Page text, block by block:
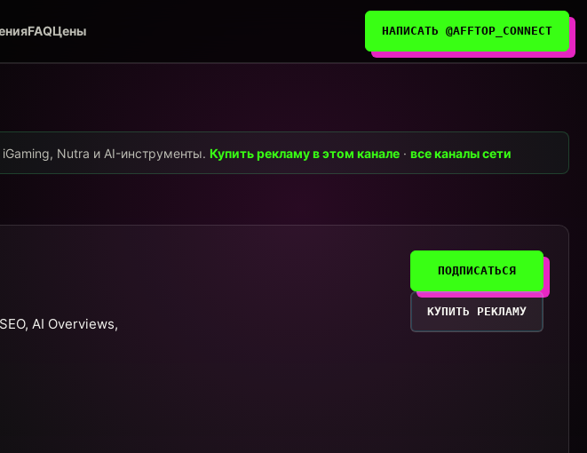
FAQЦены НАПИСАТЬ @AFFTOP_CONNECT
Nutra и AI-инструменты.Купить рекламу в этом канале ·все каналы сети
AI Overviews,
ПОДПИСАТЬСЯ
КУПИТЬ РЕКЛАМУ